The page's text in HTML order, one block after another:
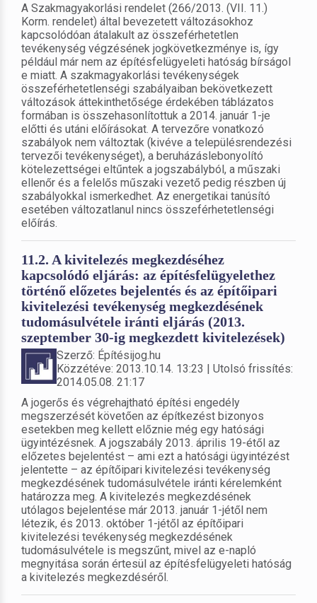
A Szakmagyakorlási rendelet (266/2013. (VII. 11.)
Korm. rendelet) által bevezetett változásokhoz
kapcsolódóan átalakult az összeférhetetlen
tevékenység végzésének jogkövetkezménye is, így
például már nem az építésfelügyeleti hatóság bírságol
e miatt. A szakmagyakorlási tevékenységek
összeférhetetlenségi szabályaiban bekövetkezett
változások áttekinthetősége érdekében táblázatos
formában is összehasonlítottuk a 2014. január 1-je
előtti és utáni előírásokat. A tervezőre vonatkozó
szabályok nem változtak (kivéve a településrendezési
tervezői tevékenységet), a beruházáslebonyolító
kötelezettségei eltűntek a jogszabályból, a műszaki
ellenőr és a felelős műszaki vezető pedig részben új
szabályokkal ismerkedhet. Az energetikai tanúsító
esetében változatlanul nincs összeférhetetlenségi
előírás.
11.2. A kivitelezés megkezdéséhez
kapcsolódó eljárás: az építésfelügyelethez
történő előzetes bejelentés és az építőipari
kivitelezési tevékenység megkezdésének
tudomásulvétele iránti eljárás (2013.
szeptember 30-ig megkezdett kivitelezések)
Szerző: Építésijog.hu
Közzétéve: 2013.10.14. 13:23 | Utolsó frissítés:
2014.05.08. 21:17
A jogerős és végrehajtható építési engedély
megszerzését követően az építkezést bizonyos
esetekben meg kellett előznie még egy hatósági
ügyintézésnek. A jogszabály 2013. április 19-étől az
előzetes bejelentést – ami ezt a hatósági ügyintézést
jelentette – az építőipari kivitelezési tevékenység
megkezdésének tudomásulvétele iránti kérelemként
határozza meg. A kivitelezés megkezdésének
utólagos bejelentése már 2013. január 1-jétől nem
létezik, és 2013. október 1-jétől az építőipari
kivitelezési tevékenység megkezdésének
tudomásulvétele is megszűnt, mivel az e-napló
megnyitása során értesül az építésfelügyeleti hatóság
a kivitelezés megkezdéséről.